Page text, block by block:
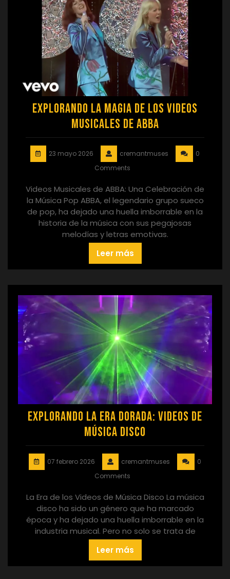
Explorando la Magia de los Videos
Musicales de ABBA
23 mayo 2026 cremantmuses
0
Comments
Videos Musicales de ABBA: Una Celebración de
la Música Pop ABBA, el legendario grupo sueco
de pop, ha dejado una huella imborrable en la
historia de la música con sus pegajosas
melodías y letras emotivas.
Leer más
Explorando la Era Dorada: Videos de
Música Disco
07 febrero 2026 cremantmuses
0
Comments
La Era de los Videos de Música Disco La música
disco ha sido un género que ha marcado
época y ha dejado una huella imborrable en la
industria musical. Pero no solo se trata de
Leer más